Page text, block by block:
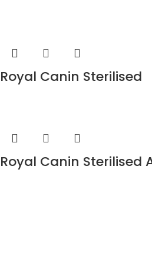
Royal Canin Sterilised
Royal Canin Sterilised